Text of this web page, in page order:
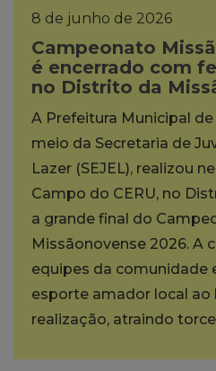
8 de junho de 2026
Campeonato
é encerrado com
no Distrito da
A Prefeitura Municipal
meio da Secretaria de
Lazer (SEJEL), realizou
Campo do CERU, no
a grande final do
Missãonovense 2026. A
equipes da comunidade
esporte amador local ao
realização, atraindo